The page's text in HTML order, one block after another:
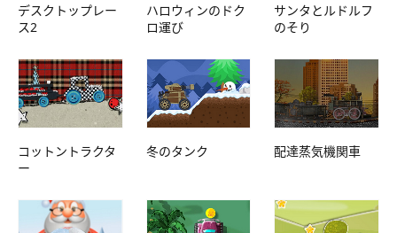
デスクトップレー
ス2
ハロウィンのドク
ロ運び
サンタとルドルフ
のそり
コットントラクタ
ー
冬のタンク 配達蒸気機関車